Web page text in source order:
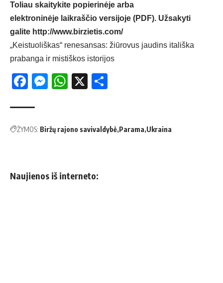
Toliau skaitykite popierinėje arba
elektroninėje laikraščio versijoje (PDF). Užsakyti
galite http://www.birzietis.com/
„Keistuoliškas“ renesansas: žiūrovus jaudins itališka
prabanga ir mistiškos istorijos
Facebook
Messenger
WhatsApp
X
ŽYMOS: Biržų rajono savivaldybė Parama Ukraina
Naujienos iš interneto: